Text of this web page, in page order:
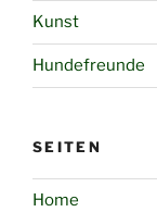
Kunst
Hundefreunde
SEITEN
Home